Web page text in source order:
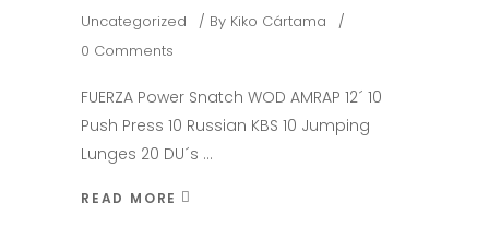
Uncategorized By Kiko Cártama
0 Comments
FUERZA Power Snatch WOD AMRAP 12´ 10
Push Press 10 Russian KBS 10 Jumping
Lunges 20 DU´s
READ MORE